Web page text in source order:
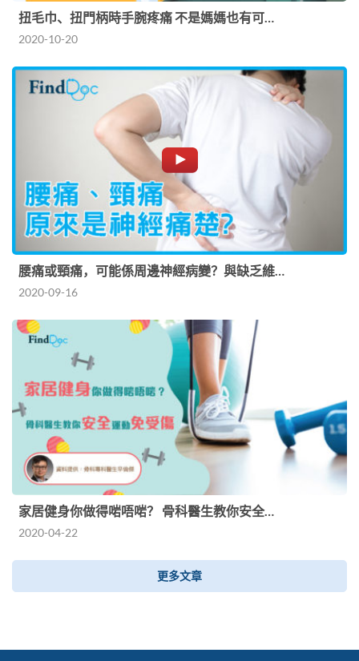
扭毛巾、扭門柄時手腕疼痛 不是媽媽也有可…
2020-10-20
腰痛或頸痛，可能係周邊神經病變？與缺乏維…
2020-09-16
家居健身你做得啱唔啱？ 骨科醫生教你安全…
2020-04-22
更多文章